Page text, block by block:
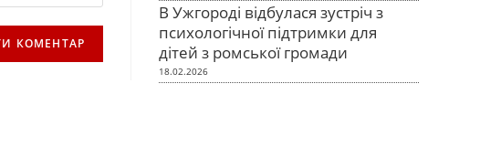
В Ужгороді відбулася зустріч з
психологічної підтримки для
дітей з ромської громади
18.02.2026